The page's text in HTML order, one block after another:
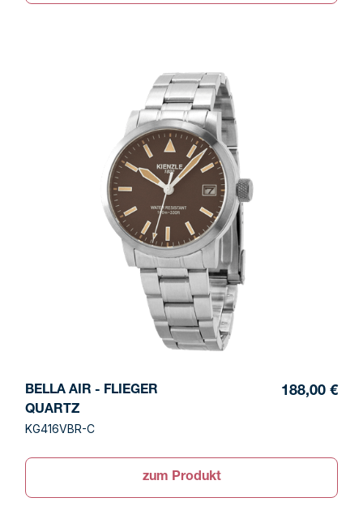
BELLA AIR - FLIEGER
QUARTZ
KG416VBR-C
188,00 €
zum Produkt